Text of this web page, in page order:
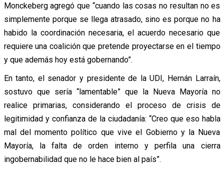
Monckeberg agregó que “cuando las cosas no resultan no es
simplemente porque se llega atrasado, sino es porque no ha
habido la coordinación necesaria, el acuerdo necesario que
requiere una coalición que pretende proyectarse en el tiempo
y que además hoy está gobernando”.
En tanto, el senador y presidente de la UDI, Hernán Larraín,
sostuvo que sería “lamentable” que la Nueva Mayoría no
realice primarias, considerando el proceso de crisis de
legitimidad y confianza de la ciudadanía: “Creo que eso habla
mal del momento político que vive el Gobierno y la Nueva
Mayoría, la falta de orden interno y perfila una cierra
ingobernabilidad que no le hace bien al país”.